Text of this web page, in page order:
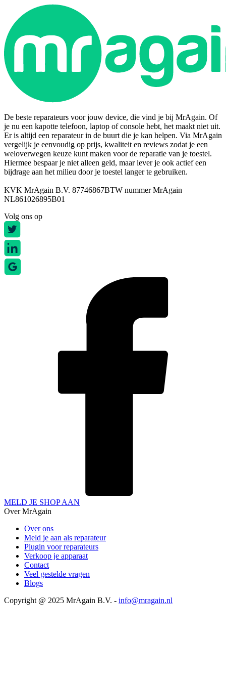
De beste reparateurs voor jouw device, die vind je bij MrAgain. Of
je nu een kapotte telefoon, laptop of console hebt, het maakt niet uit.
Er is altijd een reparateur in de buurt die je kan helpen. Via MrAgain
vergelijk je eenvoudig op prijs, kwaliteit en reviews zodat je een
weloverwegen keuze kunt maken voor de reparatie van je toestel.
Hiermee bespaar je niet alleen geld, maar lever je ook actief een
bijdrage aan het milieu door je toestel langer te gebruiken.
KVK MrAgain B.V. 87746867BTW nummer MrAgain
NL861026895B01
Volg ons op
MELD JE SHOP AAN
Over MrAgain
Over ons
Meld je aan als reparateur
Plugin voor reparateurs
Verkoop je apparaat
Contact
Veel gestelde vragen
Blogs
Copyright @ 2025 MrAgain B.V. - info@mragain.nl